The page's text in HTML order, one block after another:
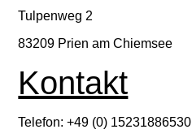
Tulpenweg 2
83209 Prien am Chiemsee
Kontakt
Telefon: +49 (0) 15231886530